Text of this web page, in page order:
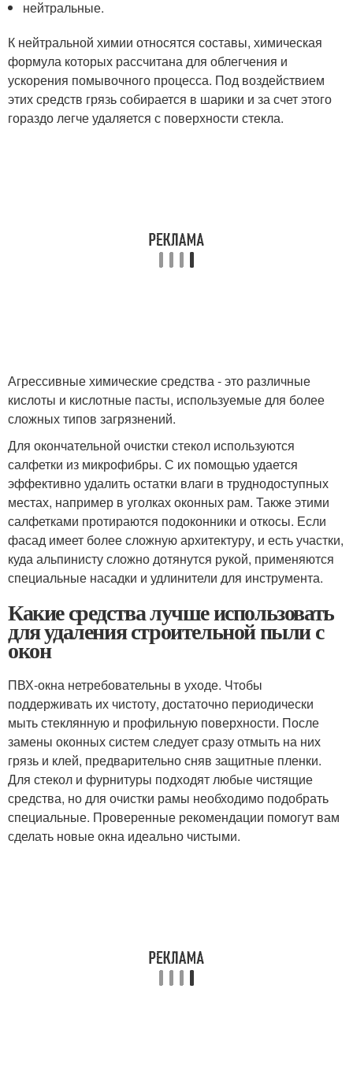
нейтральные.
К нейтральной химии относятся составы, химическая
формула которых рассчитана для облегчения и
ускорения помывочного процесса. Под воздействием
этих средств грязь собирается в шарики и за счет этого
гораздо легче удаляется с поверхности стекла.
Агрессивные химические средства - это различные
кислоты и кислотные пасты, используемые для более
сложных типов загрязнений.
Для окончательной очистки стекол используются
салфетки из микрофибры. С их помощью удается
эффективно удалить остатки влаги в труднодоступных
местах, например в уголках оконных рам. Также этими
салфетками протираются подоконники и откосы. Если
фасад имеет более сложную архитектуру, и есть участки,
куда альпинисту сложно дотянутся рукой, применяются
специальные насадки и удлинители для инструмента.
Какие средства лучше использовать
для удаления строительной пыли с
окон
ПВХ-окна нетребовательны в уходе. Чтобы
поддерживать их чистоту, достаточно периодически
мыть стеклянную и профильную поверхности. После
замены оконных систем следует сразу отмыть на них
грязь и клей, предварительно сняв защитные пленки.
Для стекол и фурнитуры подходят любые чистящие
средства, но для очистки рамы необходимо подобрать
специальные. Проверенные рекомендации помогут вам
сделать новые окна идеально чистыми.